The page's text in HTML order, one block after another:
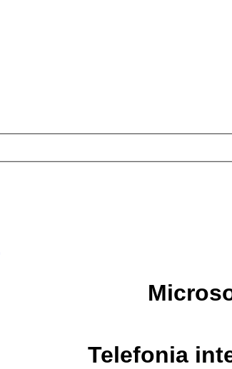
Telefonia